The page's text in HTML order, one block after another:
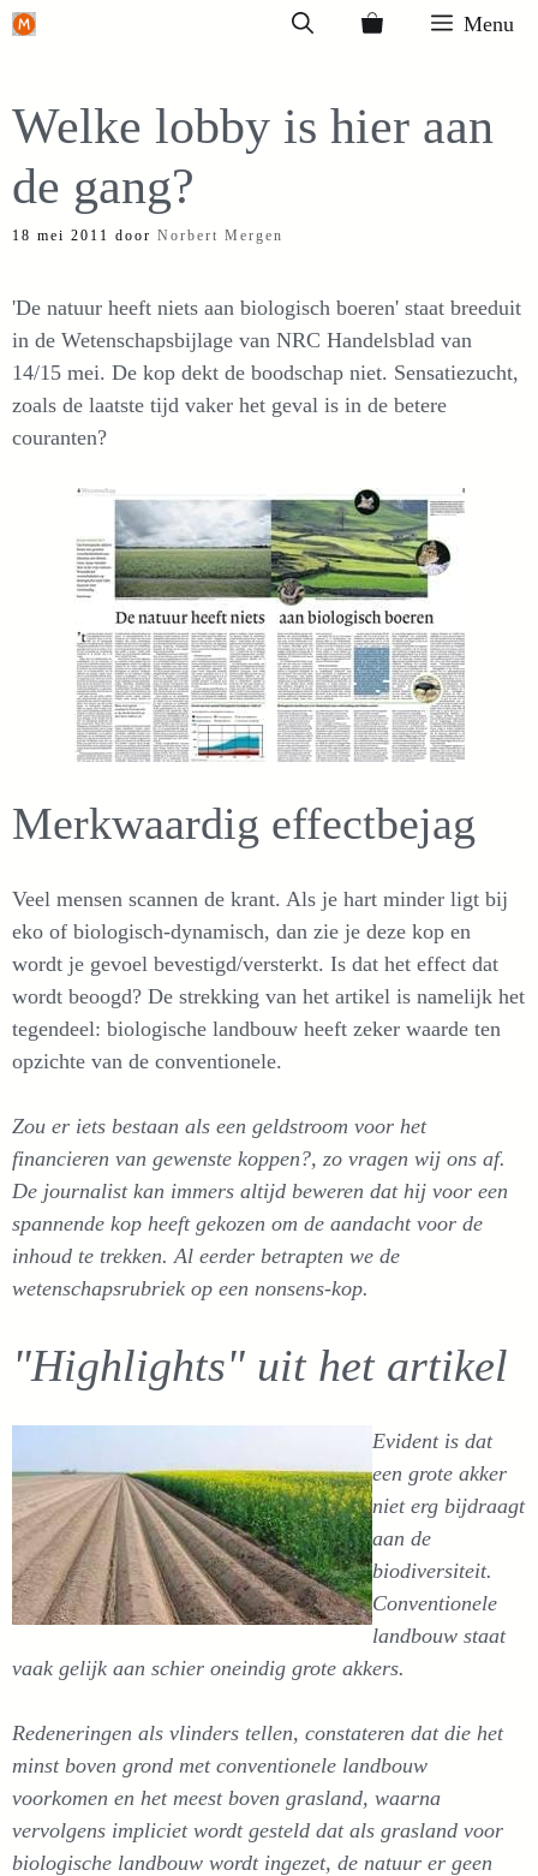
Ga
inhoud
Menu
Welke lobby is hier aan
de gang?
18 mei 2011 door Norbert Mergen
'De natuur heeft niets aan biologisch boeren' staat breeduit
in de Wetenschapsbijlage van NRC Handelsblad van
14/15 mei. De kop dekt de boodschap niet. Sensatiezucht,
zoals de laatste tijd vaker het geval is in de betere
couranten?
Merkwaardig effectbejag
Veel mensen scannen de krant. Als je hart minder ligt bij
eko of biologisch-dynamisch, dan zie je deze kop en
wordt je gevoel bevestigd/versterkt. Is dat het effect dat
wordt beoogd? De strekking van het artikel is namelijk het
tegendeel: biologische landbouw heeft zeker waarde ten
opzichte van de conventionele.
Zou er iets bestaan als een geldstroom voor het
financieren van gewenste koppen?, zo vragen wij ons af.
De journalist kan immers altijd beweren dat hij voor een
spannende kop heeft gekozen om de aandacht voor de
inhoud te trekken. Al eerder betrapten we de
wetenschapsrubriek op een nonsens-kop.
"Highlights" uit het artikel
Evident is dat
een grote akker
niet erg bijdraagt
aan de
biodiversiteit.
Conventionele
landbouw staat
vaak gelijk aan schier oneindig grote akkers.
Redeneringen als vlinders tellen, constateren dat die het
minst boven grond met conventionele landbouw
voorkomen en het meest boven grasland, waarna
vervolgens impliciet wordt gesteld dat als grasland voor
biologische landbouw wordt ingezet, de natuur er geen